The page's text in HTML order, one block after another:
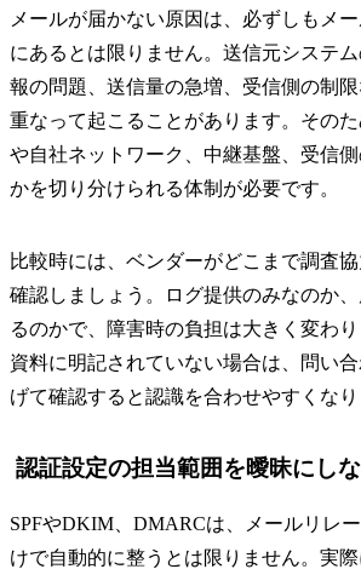
メールが届かない原因は、必ずしもメ
にあるとは限りません。送信元システ
報の問題、送信量の急増、受信側の制
重なって起こることがあります。その
や自社ネットワーク、中継基盤、受信
かを切り分けられる体制が必要です。
比較時には、ベンダーがどこまで調査
確認しましょう。ログ提供のみなのか
るのかで、障害時の負担は大きく変わ
資料に明記されていない場合は、問い
げて確認すると認識を合わせやすくなり
認証設定の担当範囲を曖昧にし
SPFやDKIM、DMARCは、メールリレ
けで自動的に整うとは限りません。実